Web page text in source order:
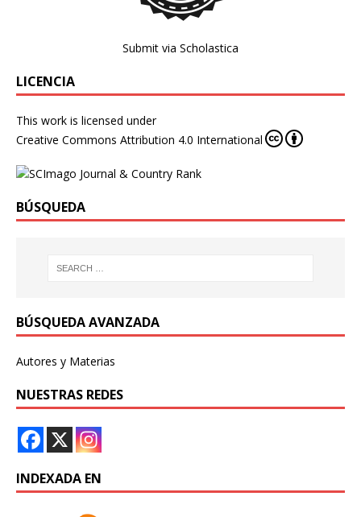
Submit via Scholastica
LICENCIA
This work is licensed under
Creative Commons Attribution 4.0 International
BÚSQUEDA
BÚSQUEDA AVANZADA
Autores y Materias
NUESTRAS REDES
INDEXADA EN